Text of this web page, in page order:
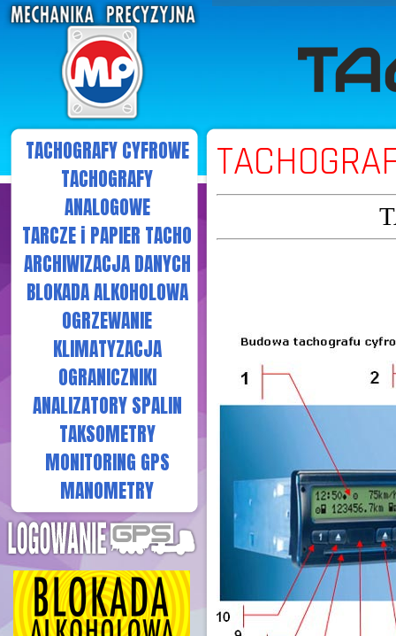
TACHOGRAFY CYFROWE
TACHOGRAFY
ANALOGOWE
TARCZE i PAPIER TACHO
ARCHIWIZACJA DANYCH
BLOKADA ALKOHOLOWA
OGRZEWANIE
KLIMATYZACJA
OGRANICZNIKI
ANALIZATORY SPALIN
TAKSOMETRY
MONITORING GPS
MANOMETRY